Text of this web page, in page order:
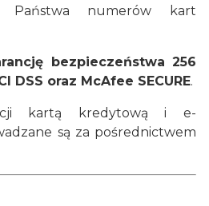
Państwa numerów kart
bezpieczeństwa 256
DSS oraz McAfee SECURE.
kartą kredytową i e-
są za pośrednictwem